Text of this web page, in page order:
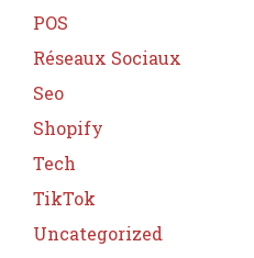
POS
Réseaux Sociaux
Seo
Shopify
Tech
TikTok
Uncategorized